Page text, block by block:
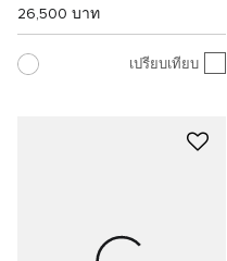
26,500 บาท
เปรียบเทียบ